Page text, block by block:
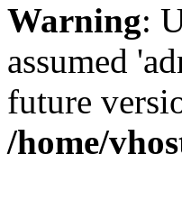
Warning:
assumed
future
/home/